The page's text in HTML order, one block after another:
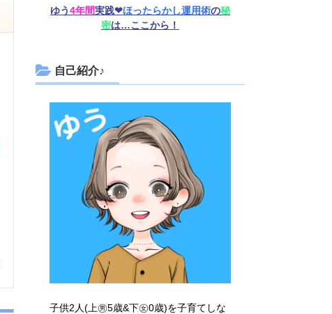
ゆう4年間実践❤︎ほったらかし運用術の秘
密は…ここから！
自己紹介♪
子供2人(上㊚5歳&下㊛0歳)を子育てしな